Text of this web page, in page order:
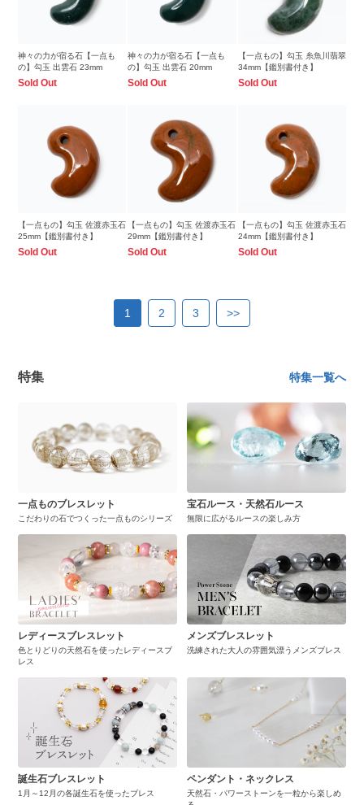
神々の力が宿る石【一点も
の】勾玉 出雲石 23mm
Sold Out
神々の力が宿る石【一点も
の】勾玉 出雲石 20mm
Sold Out
【一点もの】勾玉 糸魚川翡翠
34mm【鑑別書付き】
Sold Out
【一点もの】勾玉 佐渡赤玉石
25mm【鑑別書付き】
Sold Out
【一点もの】勾玉 佐渡赤玉石
29mm【鑑別書付き】
Sold Out
【一点もの】勾玉 佐渡赤玉石
24mm【鑑別書付き】
Sold Out
1 2 3 >>
特集 特集一覧へ
一点ものブレスレット
こだわりの石でつくった一点ものシリーズ
宝石ルース・天然石ルース
無限に広がるルースの楽しみ方
レディースブレスレット
色とりどりの天然石を使ったレディースブ
レス
メンズブレスレット
洗練された大人の雰囲気漂うメンズブレス
誕生石ブレスレット
1月～12月の各誕生石を使ったブレス
ペンダント・ネックレス
天然石・パワーストーンを一粒から楽しめ